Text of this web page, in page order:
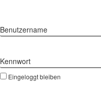
Benutzername
Kennwort
Eingeloggt bleiben